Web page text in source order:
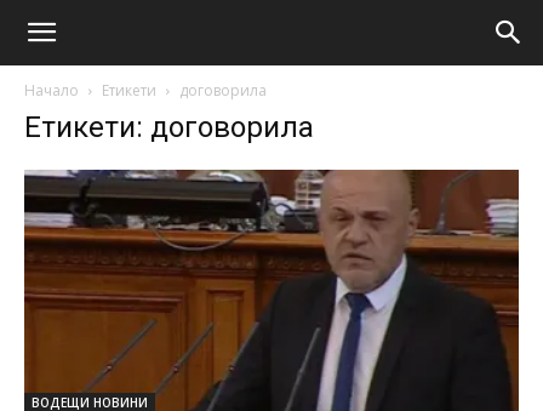
Начало Етикети договорила
Етикети: договорила
ВОДЕЩИ НОВИНИ